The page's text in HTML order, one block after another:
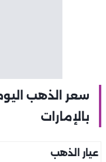
بالإمارات
عيار الذهب